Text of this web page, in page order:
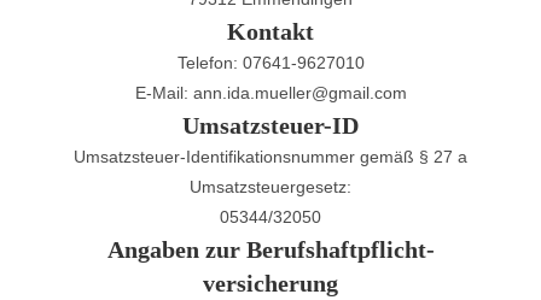
Kontakt
Telefon: 07641-9627010
E-Mail: ann.ida.mueller@gmail.com
Umsatzsteuer-ID
Umsatzsteuer-Identifikationsnummer gemäß § 27 a
Umsatzsteuergesetz:
05344/32050
Angaben zur Berufs­haftpflicht­
versicherung